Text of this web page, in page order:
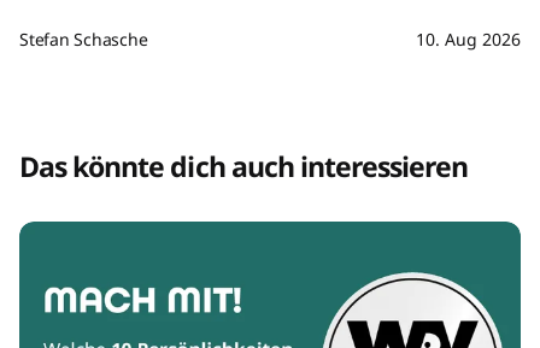
Stefan Schasche 10. Aug 2026
Das könnte dich auch interessieren